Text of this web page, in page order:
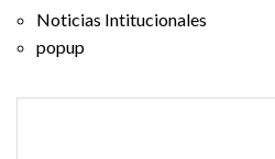
Noticias Intitucionales
popup